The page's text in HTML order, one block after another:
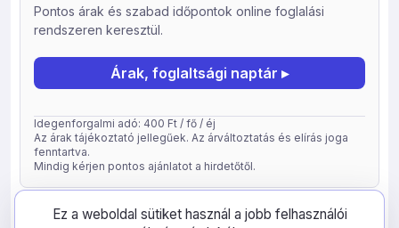
egész házban és az udvar területén kiválóan működik. A
kertben sütögető található. A házak tavasztól őszig
bérelhetőek, hiszen még a hűvösebb estéken is van
lehetőség fűteni klímával és elektromos fűtőpanellel. A
Balaton part 10 perc sétára, Petőfi sétány pedig 10 perc
kocsi útra található.
Pontos árak és szabad időpontok online foglalási
rendszeren keresztül.
Árak, foglaltsági naptár ▸
Idegenforgalmi adó: 400 Ft / fő / éj
Az árak tájékoztató jellegűek. Az árváltoztatás és elírás joga
fenntartva.
Mindig kérjen pontos ajánlatot a hirdetőtől.
frissítve: 2026-05-05
Ez a weboldal sütiket használ a jobb felhasználói